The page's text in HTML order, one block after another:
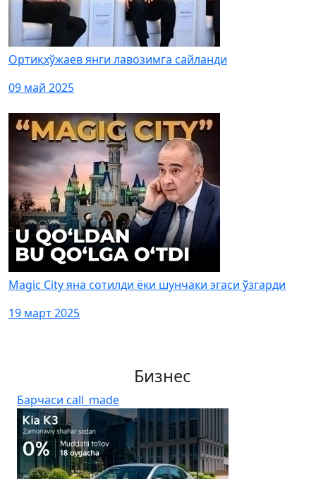
Ортиқхўжаев янги лавозимга сайланди
09 май 2025
Magic City яна сотилди ёки шунчаки эгаси ўзгарди
19 март 2025
Бизнес
Барчаси call_made